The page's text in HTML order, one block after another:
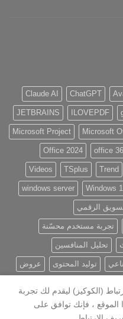
ChatGPT
Claude AI
ILOVEPDF
JETBRAINS
Microsoft
Microsoft Project
office
Office 2024
Trend
TSplus
Videos
Windows
windows server
الرقمي
تجربة مستخدم محسّنة
تحليل المنافسين
توليد المحتوى عروض
(الكوكيز) ليقدم لك تجربة
، فإنك توافق على